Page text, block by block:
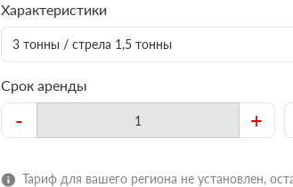
Характеристики
3 тонны / стрела 1,5 тонны
Срок аренды
- +
Тариф для вашего региона не установлен,